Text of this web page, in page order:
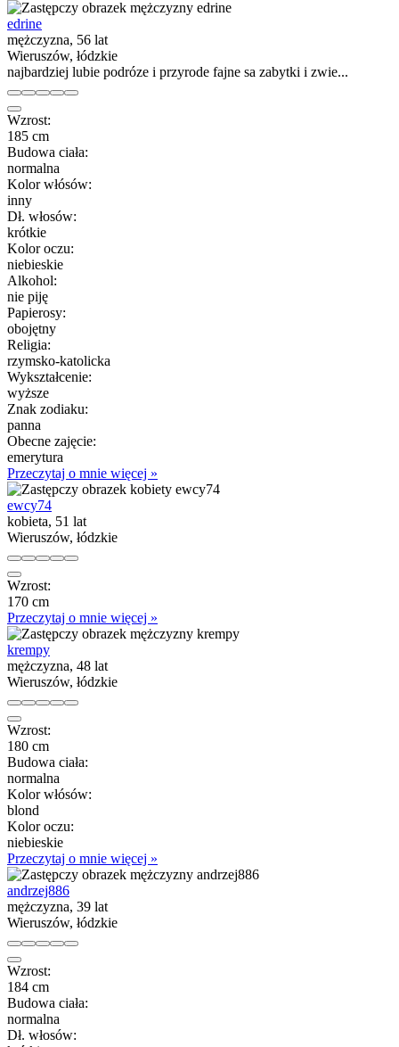
edrine
mężczyzna, 56 lat
Wieruszów, łódzkie
najbardziej lubie podróze i przyrode fajne sa zabytki i zwie...
Wzrost:
185 cm
Budowa ciała:
normalna
Kolor włósów:
inny
Dł. włosów:
krótkie
Kolor oczu:
niebieskie
Alkohol:
nie piję
Papierosy:
obojętny
Religia:
rzymsko-katolicka
Wykształcenie:
wyższe
Znak zodiaku:
panna
Obecne zajęcie:
emerytura
Przeczytaj o mnie więcej »
ewcy74
kobieta, 51 lat
Wieruszów, łódzkie
Wzrost:
170 cm
Przeczytaj o mnie więcej »
krempy
mężczyzna, 48 lat
Wieruszów, łódzkie
Wzrost:
180 cm
Budowa ciała:
normalna
Kolor włósów:
blond
Kolor oczu:
niebieskie
Przeczytaj o mnie więcej »
andrzej886
mężczyzna, 39 lat
Wieruszów, łódzkie
Wzrost:
184 cm
Budowa ciała:
normalna
Dł. włosów: